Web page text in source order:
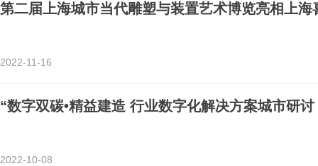
第二届上海城市当代雕塑与装置艺术博览亮相上海
2022-11-16
“数字双碳•精益建造 行业数字化解决方案城市研讨
2022-10-08